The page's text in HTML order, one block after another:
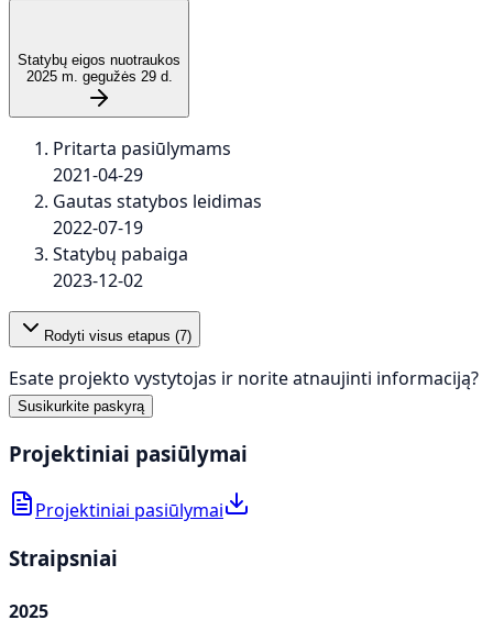
Statybų eigos nuotraukos
2025 m. gegužės 29 d.
Pritarta pasiūlymams
2021-04-29
Gautas statybos leidimas
2022-07-19
Statybų pabaiga
2023-12-02
Rodyti visus etapus (7)
Esate projekto vystytojas ir norite atnaujinti informaciją?
Susikurkite paskyrą
Projektiniai pasiūlymai
Projektiniai pasiūlymai
Straipsniai
2025